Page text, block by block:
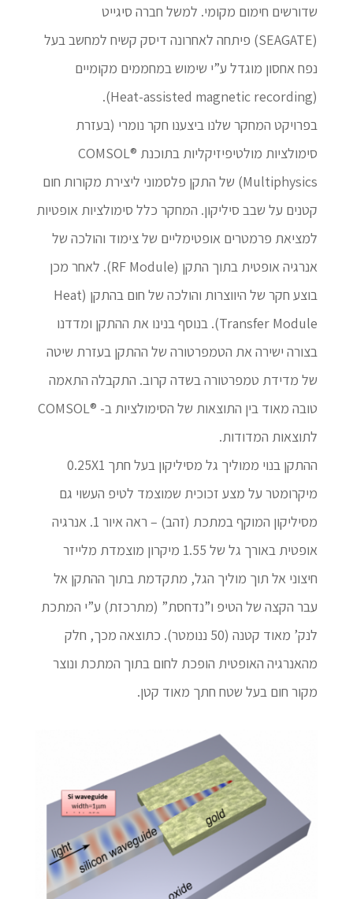
שדורשים חימום מקומי. למשל חברה סיגייט
(SEAGATE) פיתחה לאחרונה דיסק קשיח למחשב בעל
נפח אחסון מוגדל ע”י שימוש במחממים מקומיים
(Heat-assisted magnetic recording).
בפרויקט המחקר שלנו ביצענו חקר נומרי (בעזרת
סימולציות מולטיפיזיקליות בתוכנת ®COMSOL
Multiphysics) של התקן פלסמוני ליצירת מקורות חום
קטנים על שבב סיליקון. המחקר כלל סימולציות אופטיות
למציאת פרמטרים אופטימליים של צימוד והולכה של
אנרגיה אופטית בתוך התקן (RF Module). לאחר מכן
בוצע חקר של היווצרות והולכה של חום בהתקן (Heat
Transfer Module). בנוסף בנינו את ההתקן ומדדנו
בצורה ישירה את הטמפרטורה של ההתקן בעזרת שיטה
של מדידת טמפרטורה בשדה קרוב. התקבלה התאמה
טובה מאוד בין התוצאות של הסימולציות ב- ®COMSOL
לתוצאות המדודות.
ההתקן בנוי ממוליך גל מסיליקון בעל חתך 0.25X1
מיקרומטר על מצע זכוכית שמוצמד לטיפ העשוי גם
מסיליקון המוקף במתכת (זהב) – ראה איור 1. אנרגיה
אופטית באורך גל של 1.55 מיקרון מוצמדת מלייזר
חיצוני אל תוך מוליך הגל, מתקדמת בתוך ההתקן אל
עבר הקצה של הטיפ ו”נדחסת” (מתרכזת) ע”י המתכת
לנק’ מאוד קטנה (50 ננומטר). כתוצאה מכך, חלק
מהאנרגיה האופטית הופכת לחום בתוך המתכת ונוצר
מקור חום בעל שטח חתך מאוד קטן.